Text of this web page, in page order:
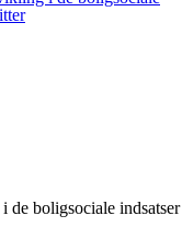
de boligsociale indsatser